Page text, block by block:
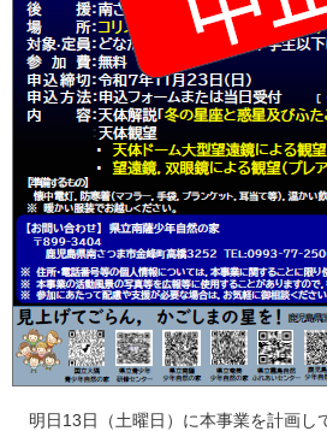
明日13日（土曜日）に本事業を計画し